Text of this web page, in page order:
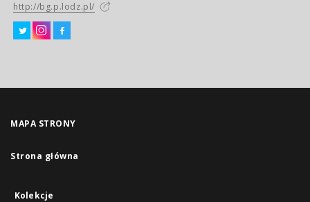
http://bg.p.lodz.pl/
MAPA STRONY
Strona główna
Kolekcje